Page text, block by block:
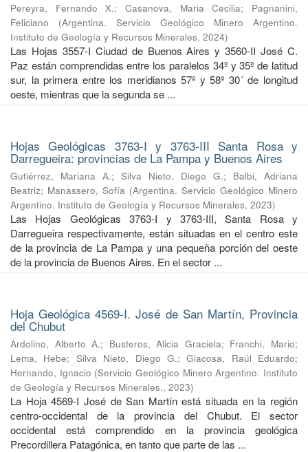
Pereyra, Fernando X.;Casanova, Maria Cecilia; Pagnanini,
Feliciano
(Argentina. Servicio Geológico Minero Argentino.
Instituto de Geología y Recursos Minerales, 2024)
Las Hojas 3557-I Ciudad de Buenos Aires y 3560-II José C.
Paz están comprendidas entre los paralelos 34º y 35º de latitud
sur, la primera entre los meridianos 57º y 58º 30´ de longitud
oeste, mientras que la segunda se ...
Hojas Geológicas 3763-I y 3763-III Santa Rosa y
Darregueira: provincias de La Pampa y Buenos Aires
Gutiérrez, Mariana A.; Silva Nieto, Diego G.; Balbi, Adriana
Beatriz; Manassero, Sofía (Argentina. Servicio Geológico Minero
Argentino. Instituto de Geología y Recursos Minerales, 2023)
Las Hojas Geológicas 3763-I y 3763-III, Santa Rosa y
Darregueira respectivamente, están situadas en el centro este
de la provincia de La Pampa y una pequeña porción del oeste
de la provincia de Buenos Aires. En el sector ...
Hoja Geológica 4569-I. José de San Martín, Provincia
del Chubut
Ardolino, Alberto A.; Busteros, Alicia Graciela; Franchi, Mario;
Lema, Hebe; Silva Nieto, Diego G.;Giacosa, Raúl Eduardo;
Hernando, Ignacio (Servicio Geológico Minero Argentino. Instituto
de Geología y Recursos Minerales., 2023)
La Hoja 4569-I José de San Martín está situada en la región
centro-occidental de la provincia del Chubut. El sector
occidental está comprendido en la provincia geológica
Precordillera Patagónica, en tanto que parte de las ...